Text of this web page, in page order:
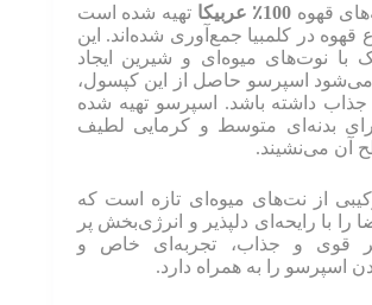
قهوه 100٪ عربیکا
تهیه شده است
قهوه در کلمبیا جمع‌آوری شده‌اند. این
با نوت‌های میوه‌ای و شیرین ایجاد
اسپرسو حاصل از این کپسول،
داشته باشد. اسپرسو تهیه شده
بدنه‌ای متوسط و کرمایی لطیف
آن می‌نشیند.
از نت‌های میوه‌ای تازه است که
را با رایحه‌ای دلپذیر و انرژی‌بخش پر
قوی و جذاب، تجربه‌ای خاص و
اسپرسو را به همراه دارد.